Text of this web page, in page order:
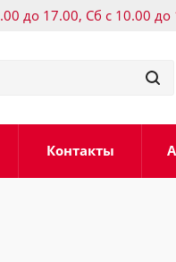
до 17.00, Сб с 10.00 до
Контакты